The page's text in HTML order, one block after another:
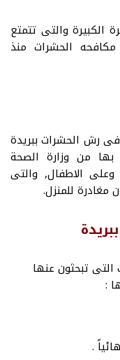
الكبيرة والتى تتمتع
الحشرات منذ
رش الحشرات ببريدة
بها من وزارة الصحة
وعلى الاطفال, والتى
مغادرة للمنزل.
تبحثون عنها
:
.